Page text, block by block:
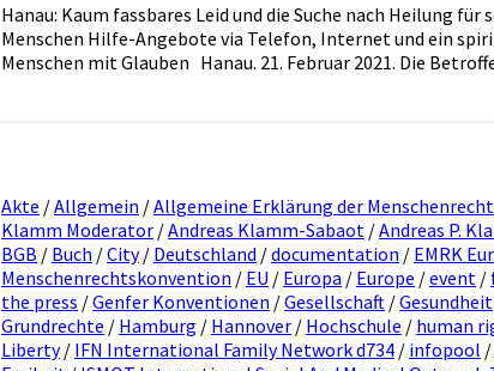
Hanau: Kaum fassbares Leid und die Suche nach Heilung
Menschen Hilfe-Angebote via Telefon, Internet und ein
Menschen mit Glauben Hanau. 21. Februar 2021. Die
Akte /Allgemein /Allgemeine Erklärung der
Klamm Moderator /Andreas Klamm-Sabaot /Andreas P.
BGB / Buch /City/ Deutschland /documentation / EMRK
Menschenrechtskonvention / EU / Europa / Europe /event /
the press /Genfer Konventionen /Gesellschaft /Gesundheit
Grundrechte / Hamburg / Hannover / Hochschule / human
Liberty/ IFN International Family Network d734 / infopool /